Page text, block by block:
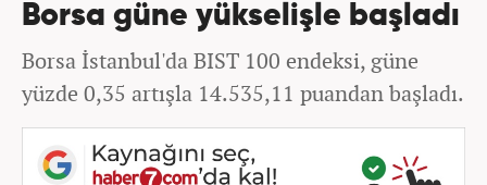
Borsa güne yükselişle başladı
Borsa İstanbul'da BIST 100 endeksi, güne
yüzde 0,35 artışla 14.535,11 puandan başladı.